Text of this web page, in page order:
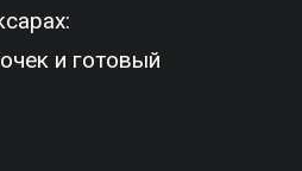
и готовый